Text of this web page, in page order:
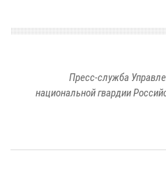
Пресс-служба
национальной гвардии